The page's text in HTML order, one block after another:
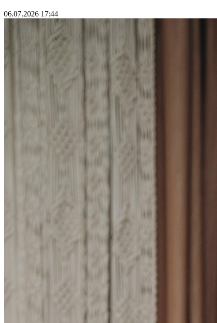
06.07.2026 17:44